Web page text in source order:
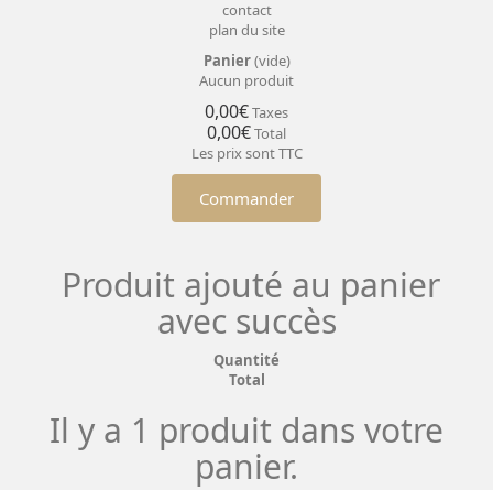
contact
plan du site
Panier(vide)
Aucun produit
0,00€Taxes
0,00€Total
Les prix sont TTC
Commander
Produit ajouté au panier
avec succès
Quantité
Total
Il y a 1 produit dans votre
panier.